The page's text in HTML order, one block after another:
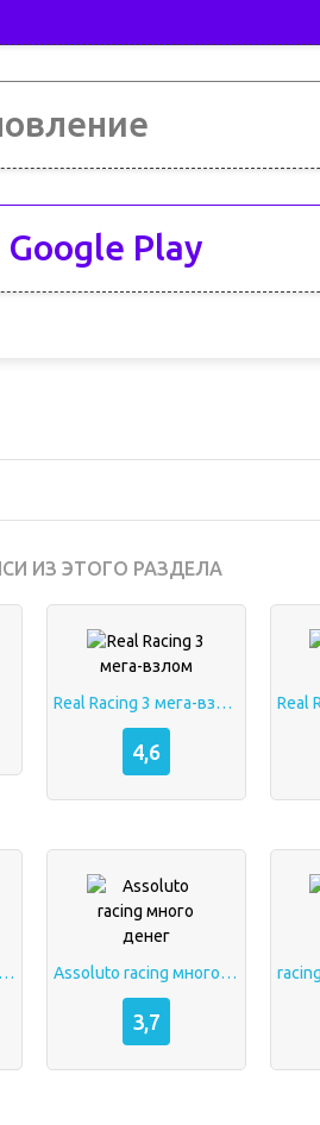
Play
ИЗ ЭТОГО РАЗДЕЛА
Real Racing 3 мега-взлом
4,6
[мод много денег] Assoluto racing много денег
3,7